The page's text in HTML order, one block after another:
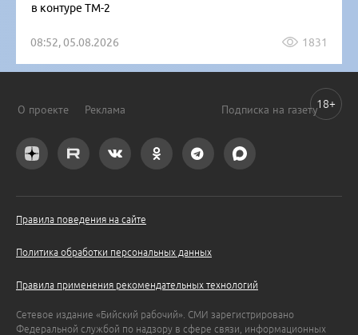
в контуре ТМ-2
08:52, 05.08.2026 1831
О проекте Реклама Подписка на газету
Правила поведения на сайте
Политика обработки персональных данных
Правила применения рекомендательных технологий
Сетевое издание «Бийский рабочий». СМИ зарегистрировано
Федеральной службой по надзору в сфере связи, информационных
18+